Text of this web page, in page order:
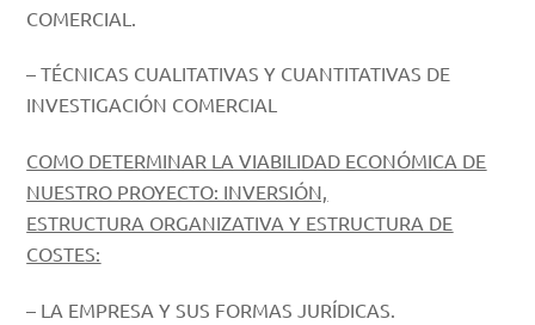
COMERCIAL.
– TÉCNICAS CUALITATIVAS Y CUANTITATIVAS DE
INVESTIGACIÓN COMERCIAL
COMO DETERMINAR LA VIABILIDAD ECONÓMICA DE
NUESTRO PROYECTO: INVERSIÓN,
ESTRUCTURA ORGANIZATIVA Y ESTRUCTURA DE
COSTES:
– LA EMPRESA Y SUS FORMAS JURÍDICAS.